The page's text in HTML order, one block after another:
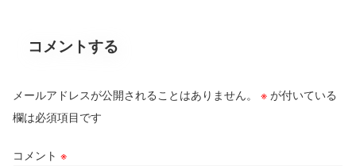
コメントする
メールアドレスが公開されることはありません。 ※が付いている
欄は必須項目です
コメント ※